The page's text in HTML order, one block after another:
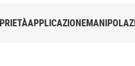
APPLICAZIONE